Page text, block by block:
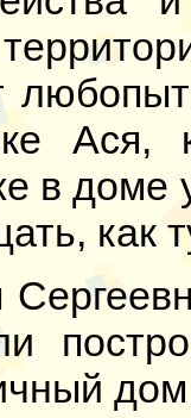
Ася,
в доме
как